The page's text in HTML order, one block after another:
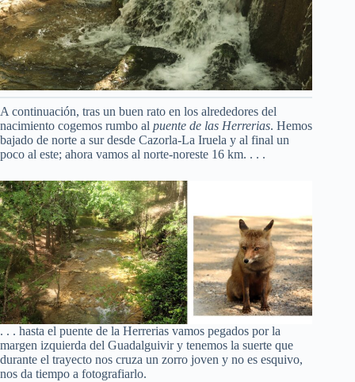
A continuación, tras un buen rato en los alrededores del
nacimiento cogemos rumbo al puente de las Herrerias. Hemos
bajado de norte a sur desde Cazorla-La Iruela y al final un
poco al este; ahora vamos al norte-noreste 16 km. . . .
. . . hasta el puente de la Herrerias vamos pegados por la
margen izquierda del Guadalguivir y tenemos la suerte que
durante el trayecto nos cruza un zorro joven y no es esquivo,
nos da tiempo a fotografiarlo.